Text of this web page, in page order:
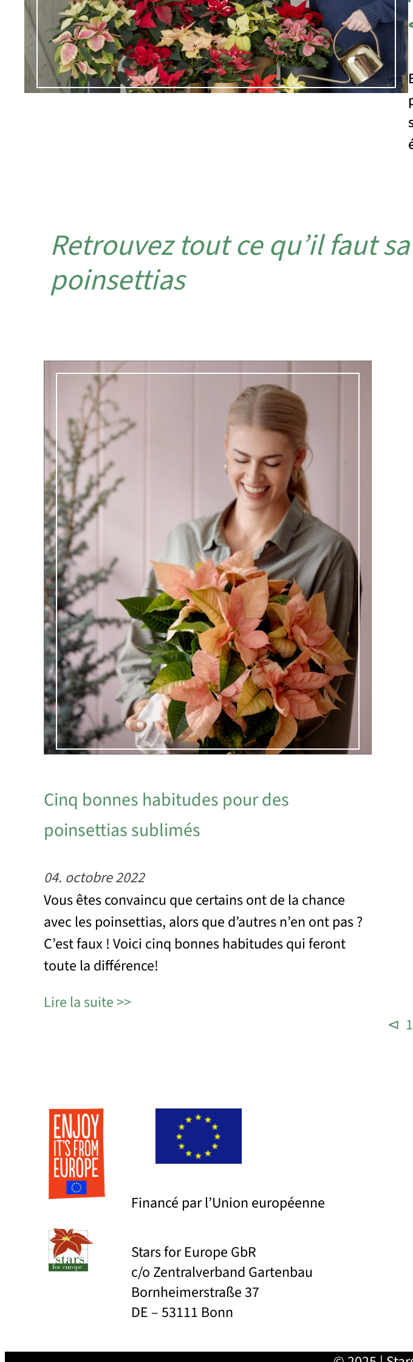
Retrouvez tout ce qu’il faut
poinsettias
Cinq bonnes habitudes pour des
poinsettias sublimés
04. octobre 2022
Vous êtes convaincu que certains ont de la chance
avec les poinsettias, alors que d’autres n’en ont pas ?
C’est faux ! Voici cinq bonnes habitudes qui feront
toute la différence!
Lire la suite
⊲ 1
Financé par l’Union européenne
Stars for Europe GbR
c/o Zentralverband Gartenbau
Bornheimerstraße 37
DE – 53111 Bonn